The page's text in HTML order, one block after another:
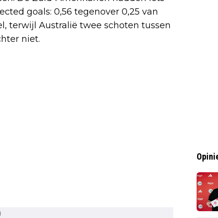
goals: 0,56 tegenover 0,25 van
terwijl Australië twee schoten tussen
niet.